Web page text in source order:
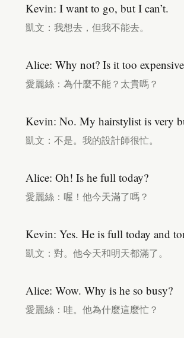
Kevin: I want to go, but I can’t.
凱文：我想去，但我不能去。
Alice: Why not? Is it too
愛麗絲：為什麼不能？太貴嗎？
Kevin: No. My hairstylist is very
凱文：不是。我的設計師很忙。
Alice: Oh! Is he full today?
愛麗絲：喔！他今天滿了嗎？
Kevin: Yes. He is full today and
凱文：對。他今天和明天都滿了。
Alice: Wow. Why is he so busy?
愛麗絲：哇。他為什麼這麼忙？